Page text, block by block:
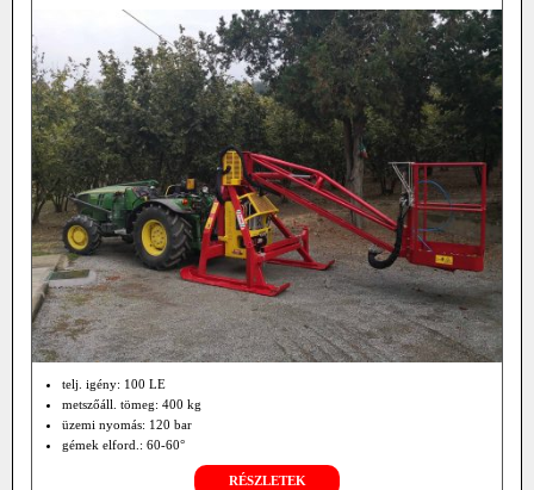
telj. igény: 100 LE
metszőáll. tömeg: 400 kg
üzemi nyomás: 120 bar
gémek elford.: 60-60°
RÉSZLETEK